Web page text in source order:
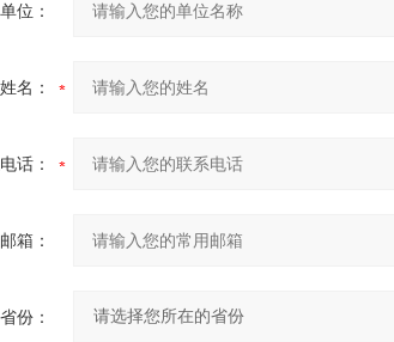
位：
名：
话：
箱：
省份：